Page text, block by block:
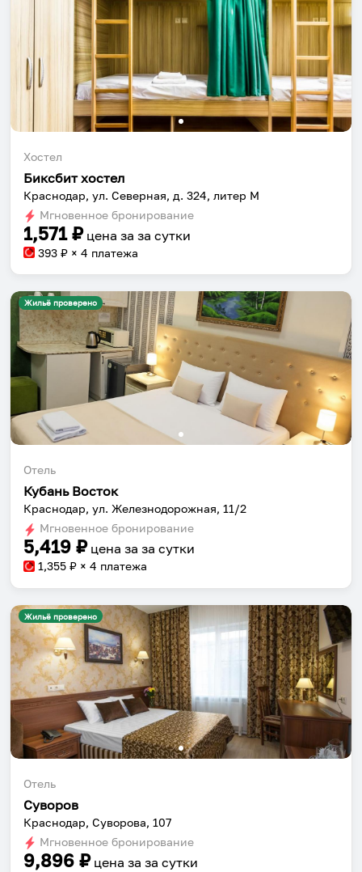
Хостел
Биксбит хостел
Краснодар, ул. Северная, д. 324, литер М
Мгновенное бронирование
1,571₽ цена за за сутки
393 ₽ × 4 платежа
Жильё проверено
Отель
Кубань Восток
Краснодар, ул. Железнодорожная, 11/2
Мгновенное бронирование
5,419 ₽ цена за за сутки
1,355 ₽ × 4 платежа
Жильё проверено
Отель
Суворов
Краснодар, Суворова, 107
Мгновенное бронирование
9,896 ₽ цена за за сутки